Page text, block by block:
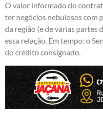
O valor informado do
ter negócios nebulosos com
da região (e de várias partes
essa relação. Em tempo: o
do crédito consignado.